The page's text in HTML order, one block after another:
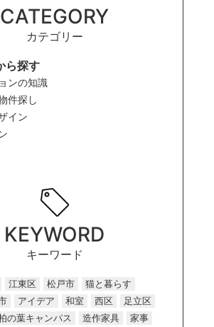
CATEGORY
カテゴリー
ら探す
ンの知識
件探し
イン
KEYWORD
キーワード
江東区 松戸市
猫と暮らす
アイデア 和室 西区
足立区
の葉キャンパス 造作家具
家事